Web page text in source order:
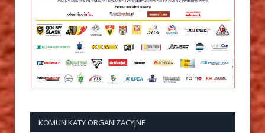
KOMUNIKATY ORGANIZACYJNE